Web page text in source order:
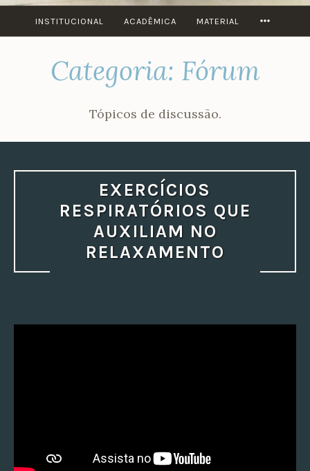
INSTITUCIONAL ACADÊMICA MATERIAL
Categoria: Fórum
Tópicos de discussão.
EXERCÍCIOS
RESPIRATÓRIOS QUE
AUXILIAM NO
RELAXAMENTO